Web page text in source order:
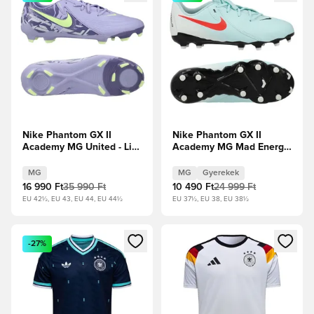
Nike Phantom GX II
Academy MG United - Lila
MG
16 990 Ft35 990 Ft
EU 42½, EU 43, EU 44, EU 44½
Nike Phantom GX II
Academy MG Mad Energy
Noir Gyerek
MG Gyerekek
10 490 Ft24 999 Ft
EU 37½, EU 38, EU 38½
Megnyit egy modált a bejelentkezéshez vagy a tagként
-27%
Megnyit egy modált a